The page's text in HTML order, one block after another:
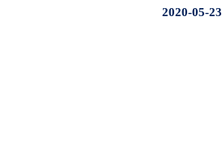
2020-05-23